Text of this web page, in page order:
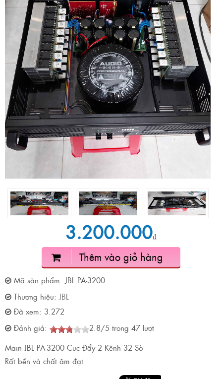
3.200.000₫
Thêm vào giỏ hàng
Mã sản phẩm:JBL PA-3200
Thương hiệu:JBL
Đã xem: 3.272
Đánh giá:
2.8/5 trong 47 lượt
Main JBL PA-3200 Cục Đẩy 2 Kênh 32 Sò
Rất bền và chất âm đạt